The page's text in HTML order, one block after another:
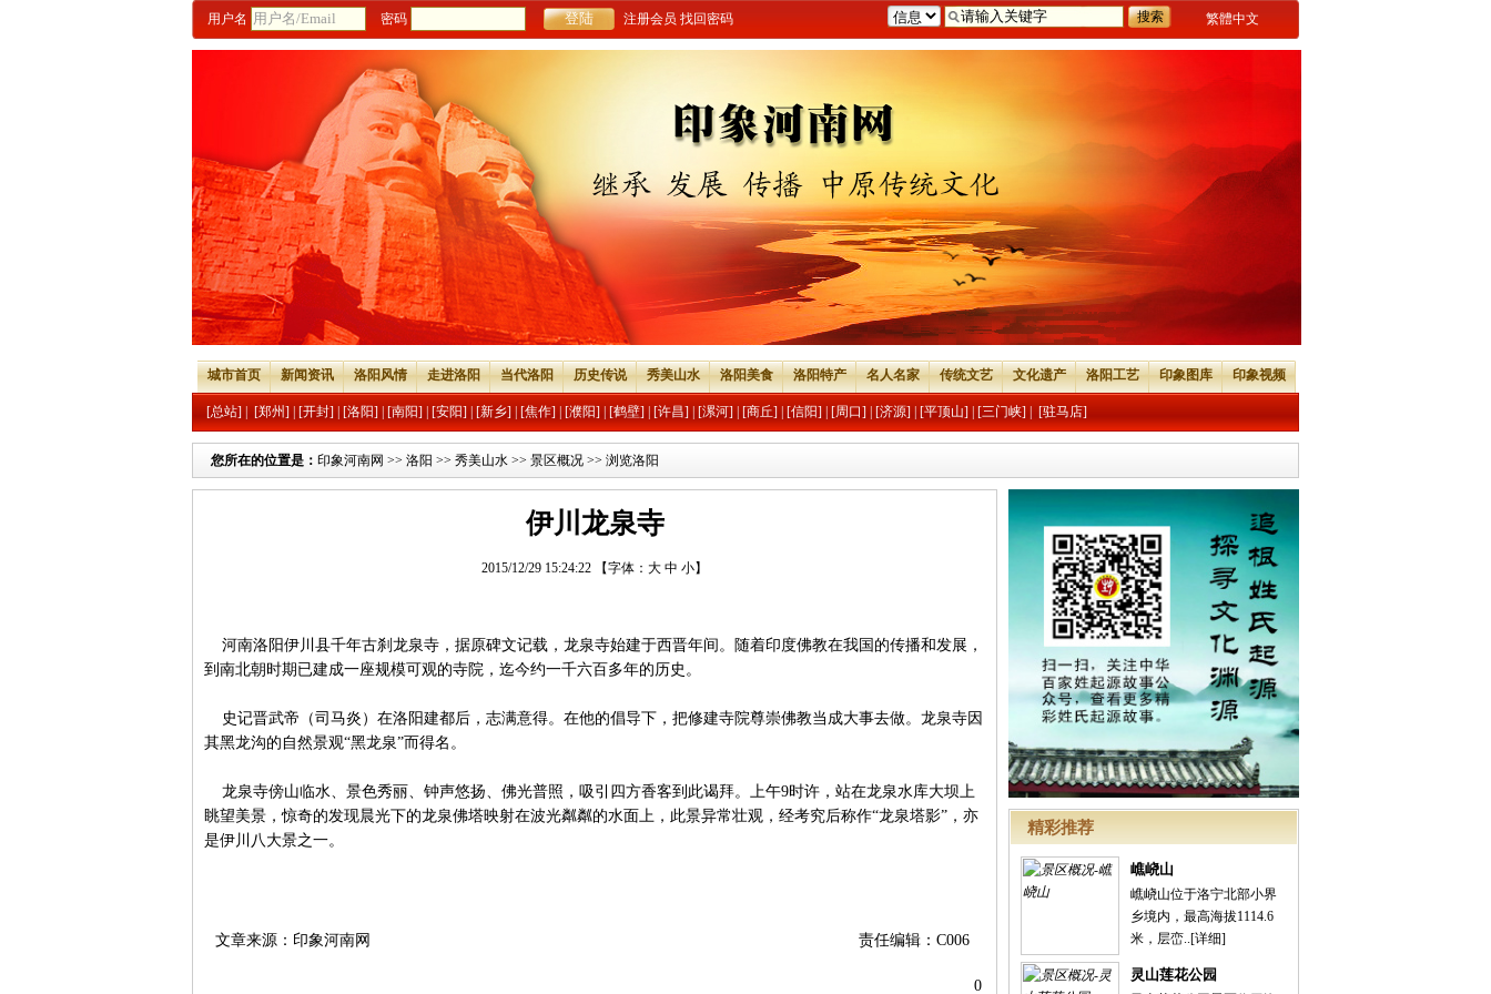
繁體中文
用户名 密码 注册会员 找回密码
城市首页 新闻资讯 洛阳风情 走进洛阳 当代洛阳 历史传说 秀美山水 洛阳美食 洛阳特产 名人名家 传统文艺 文化遗产 洛阳工艺 印象图库 印象视频
[总站] [郑州] [开封] [洛阳] [南阳] [安阳] [新乡] [焦作] [濮阳] [鹤壁] [许昌] [漯河] [商丘] [信阳] [周口] [济源] [平顶山] [三门峡] [驻马店]
您所在的位置是： 印象河南网 >> 洛阳 >> 秀美山水 >> 景区概况 >> 浏览洛阳
精彩推荐
嶕峣山
嶕峣山位于洛宁北部小界
乡境内，最高海拔1114.6
米，层峦..[详细]
灵山莲花公园
伊川龙泉寺
2015/12/29 15:24:22 【字体： 大 中 小】
河南洛阳伊川县千年古刹龙泉寺，据原碑文记载，龙泉寺始建于西晋年间。随着印度佛教在我国的传播和发展，
到南北朝时期已建成一座规模可观的寺院，迄今约一千六百多年的历史。
史记晋武帝（司马炎）在洛阳建都后，志满意得。在他的倡导下，把修建寺院尊崇佛教当成大事去做。龙泉寺因
其黑龙沟的自然景观“黑龙泉”而得名。
龙泉寺傍山临水、景色秀丽、钟声悠扬、佛光普照，吸引四方香客到此谒拜。上午9时许，站在龙泉水库大坝上
眺望美景，惊奇的发现晨光下的龙泉佛塔映射在波光粼粼的水面上，此景异常壮观，经考究后称作“龙泉塔影”，亦
是伊川八大景之一。
责任编辑：C006
文章来源：印象河南网
0